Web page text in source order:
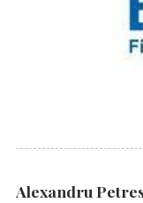
Alexandru